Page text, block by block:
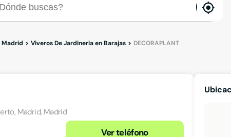
Madrid Viveros De Jardineria en Barajas DECORAPLANT
Madrid, Madrid
Ver teléfono